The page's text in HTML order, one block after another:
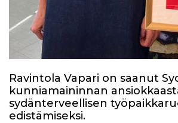
Ravintola Vapari on saanut
kunniamaininnan
sydänterveellisen
edistämiseksi.